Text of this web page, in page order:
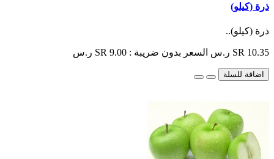
ذرة (كيلو)
ذرة (كيلو)..
SR 10.35 ر.س السعر بدون ضريبة : SR 9.00 ر.س
اضافة للسلة